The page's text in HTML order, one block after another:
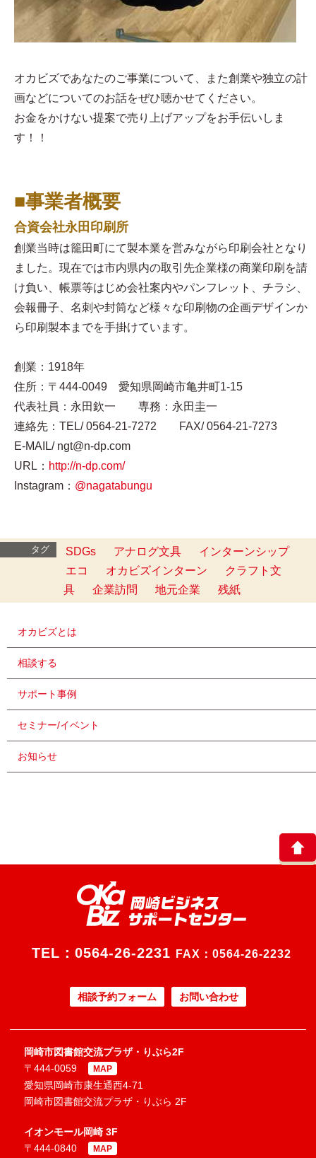
オカビズであなたのご事業について、また創業や独立の計
画などについてのお話をぜひ聴かせてください。
お金をかけない提案で売り上げアップをお手伝いしま
す！！
■事業者概要
合資会社永田印刷所
創業当時は籠田町にて製本業を営みながら印刷会社となり
ました。現在では市内県内の取引先企業様の商業印刷を請
け負い、帳票等はじめ会社案内やパンフレット、チラシ、
会報冊子、名刺や封筒など様々な印刷物の企画デザインか
ら印刷製本までを手掛けています。
創業：1918年
住所：〒444-0049 愛知県岡崎市亀井町1-15
代表社員：永田欽一 専務：永田圭一
連絡先：TEL/ 0564-21-7272 FAX/ 0564-21-7273
E-MAIL/ ngt@n-dp.com
URL： http://n-dp.com/
Instagram： @nagatabungu
タグ SDGs アナログ文具
インターンシップ
エコ
オカビズインターン
クラフト文
具
企業訪問 地元企業 残紙
オカビズとは
相談する
サポート事例
セミナー/イベント
お知らせ
TEL： 0564-26-2231 FAX：0564-26-2232
相談予約フォーム お問い合わせ
岡崎市図書館交流プラザ・りぶら2F
〒444-0059
MAP
愛知県岡崎市康生通西4-71
岡崎市図書館交流プラザ・りぶら 2F
イオンモール岡崎 3F
〒444-0840
MAP